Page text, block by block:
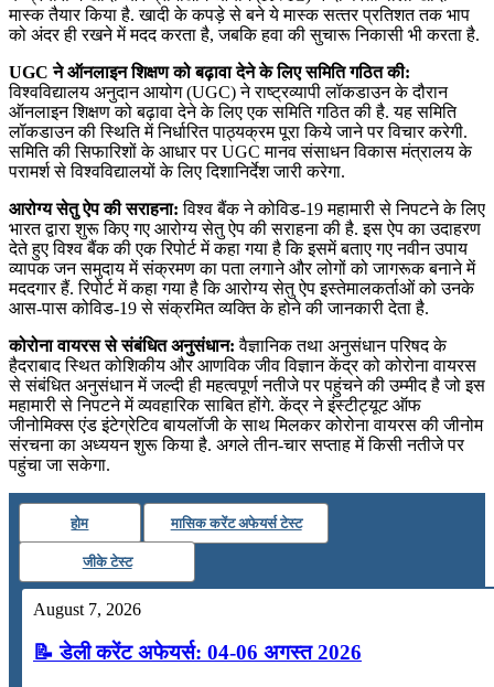
मास्‍क तैयार किया है. खादी के कपड़े से बने ये मास्‍क सत्‍तर प्रतिशत तक भाप
को अंदर ही रखने में मदद करता है, जबकि हवा की सुचारू निकासी भी करता है.
UGC ने ऑनलाइन शिक्षण को बढ़ावा देने के लिए समिति गठित की:
विश्वविद्यालय अनुदान आयोग (UGC) ने राष्ट्रव्यापी लॉकडाउन के दौरान
ऑनलाइन शिक्षण को बढ़ावा देने के लिए एक समिति गठित की है. यह समिति
लॉकडाउन की स्थिति में निर्धारित पाठ्यक्रम पूरा किये जाने पर विचार करेगी.
समिति की सिफारिशों के आधार पर UGC मानव संसाधन विकास मंत्रालय के
परामर्श से विश्वविद्यालयों के लिए दिशानिर्देश जारी करेगा.
आरोग्‍य सेतु ऐप की सराहना: विश्‍व बैंक ने कोविड-19 महामारी से निपटने के लिए
भारत द्वारा शुरू किए गए आरोग्‍य सेतु ऐप की सराहना की है. इस ऐप का उदाहरण
देते हुए विश्‍व बैंक की एक रिपोर्ट में कहा गया है कि इसमें बताए गए नवीन उपाय
व्‍यापक जन समुदाय में संक्रमण का पता लगाने और लोगों को जागरूक बनाने में
मददगार हैं. रिपोर्ट में कहा गया है कि आरोग्‍य सेतु ऐप इस्‍तेमालकर्ताओं को उनके
आस-पास कोविड-19 से संक्रमित व्‍यक्ति के होने की जानकारी देता है.
कोरोना वायरस से संबंधित अनुसंधान: वैज्ञानिक तथा अनुसंधान परिषद के
हैदराबाद स्थित कोशिकीय और आणविक जीव विज्ञान केंद्र को कोरोना वायरस
से संबंधित अनुसंधान में जल्दी ही महत्वपूर्ण नतीजे पर पहुंचने की उम्मीद है जो इस
महामारी से निपटने में व्यवहारिक साबित होंगे. केंद्र ने इंस्टीट्यूट ऑफ
जीनोमिक्स एंड इंटेग्रेटिव बायलॉजी के साथ मिलकर कोरोना वायरस की जीनोम
संरचना का अध्ययन शुरू किया है. अगले तीन-चार सप्ताह में किसी नतीजे पर
पहुंचा जा सकेगा.
होम मासिक करेंट अफेयर्स टेस्ट
जीके टेस्ट
August 7, 2026
📝 डेली करेंट अफेयर्स: 04-06 अगस्त 2026